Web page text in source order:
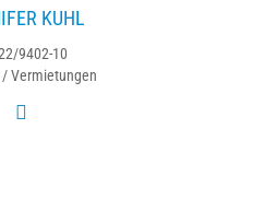
KUHL
9402-10
Vermietungen